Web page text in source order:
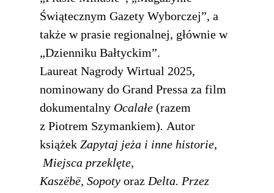
Świątecznym Gazety Wyborczej”, a
także w prasie regionalnej, głównie w
„Dzienniku Bałtyckim”.
Laureat Nagrody Wirtual 2025,
nominowany do Grand Pressa za film
dokumentalny Ocalałe (razem
z Piotrem Szymankiem). Autor
książek Zapytaj jeża i inne historie,
Miejsca przeklęte,
Kaszëbë, Sopoty oraz Delta. Przez